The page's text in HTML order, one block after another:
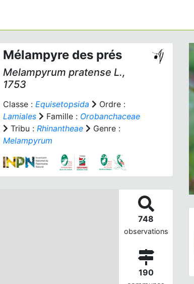
Mélampyre des prés
Melampyrum pratense L.,
1753
Classe : Equisetopsida
Ordre :
Lamiales
Famille : Orobanchaceae
Tribu : Rhinantheae
Genre :
Melampyrum
748
observations
190